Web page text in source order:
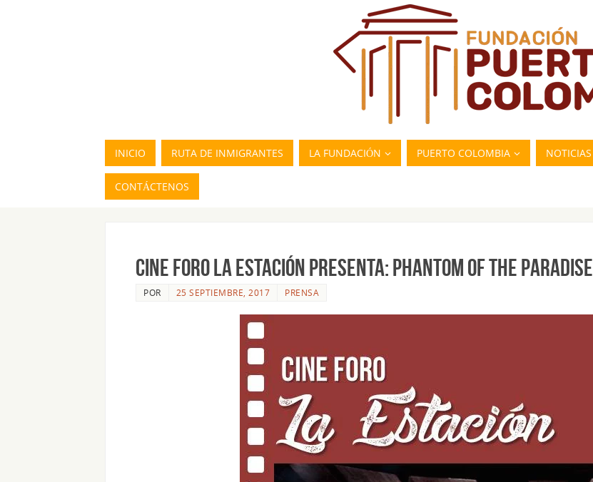
INICIO RUTA DE INMIGRANTES LA FUNDACIÓN PUERTO COLOMBIA NOTICIAS
CONTÁCTENOS
CINE FORO LA ESTACIÓN PRESENTA: PHANTOM OF THE PARADISE
POR 25 SEPTIEMBRE, 2017 PRENSA